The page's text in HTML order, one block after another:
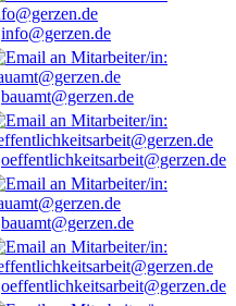
info@gerzen.de
bauamt@gerzen.de
oeffentlichkeitsarbeit@gerzen.de
bauamt@gerzen.de
oeffentlichkeitsarbeit@gerzen.de